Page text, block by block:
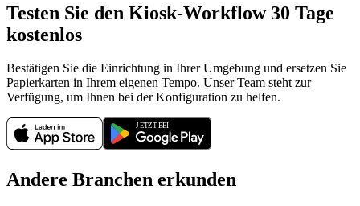
Testen Sie den Kiosk-Workflow 30 Tage
kostenlos
Bestätigen Sie die Einrichtung in Ihrer Umgebung und ersetzen Sie
Papierkarten in Ihrem eigenen Tempo. Unser Team steht zur
Verfügung, um Ihnen bei der Konfiguration zu helfen.
Andere Branchen erkunden